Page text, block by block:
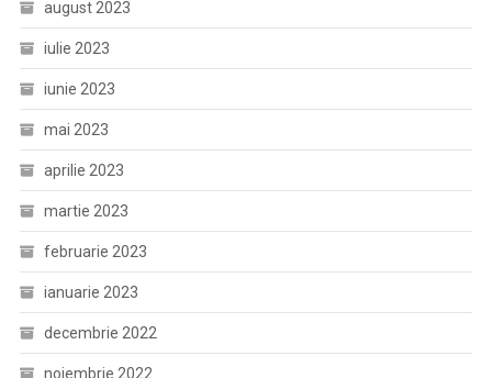
august 2023
iulie 2023
iunie 2023
mai 2023
aprilie 2023
martie 2023
februarie 2023
ianuarie 2023
decembrie 2022
noiembrie 2022